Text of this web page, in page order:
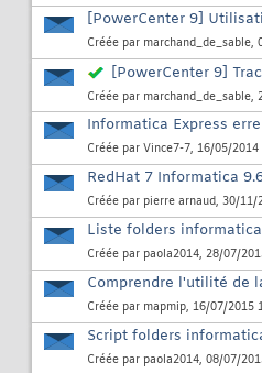
[PowerCenter 9]
Créée par marchand_de_sable,
[PowerCenter 9]
Créée par marchand_de_sable,
Informatica Express
Créée par Vince7-7, 16/05/2014
RedHat 7 Informatica
Créée par pierre arnaud, 30/11/
Liste folders informatica
Créée par paola2014, 28/07/
Comprendre l'utilité de
Créée par mapmip, 16/07/2015
Script folders
Créée par paola2014, 08/07/